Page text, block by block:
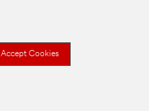
Accept Cookies